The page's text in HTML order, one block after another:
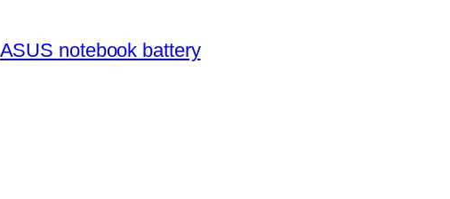
ASUS notebook battery